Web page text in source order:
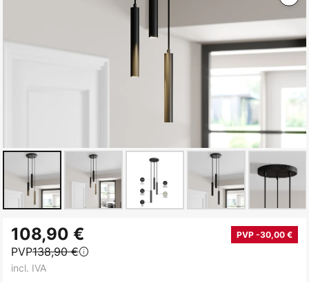
para
início
108,90 € PVP -30,00 €
PVP138,90 €
incl. IVA